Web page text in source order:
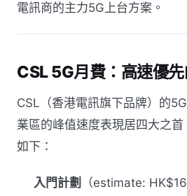
電訊商的主力5G上台方案。
CSL 5G月費：高速優
CSL（香港電訊旗下品牌）的
業區的峰值速度表現居四大之
如下：
入門計劃
（estimate: